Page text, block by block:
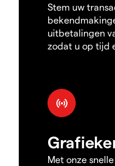
Stem uw
uitbetalingen
zodat u op tijd
Met onze